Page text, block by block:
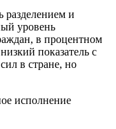
разделением и
уровень
в процентном
показатель с
в стране, но
исполнение